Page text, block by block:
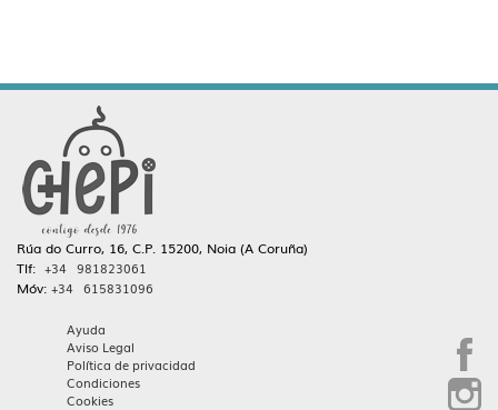
Rúa do Curro, 16, C.P. 15200, Noia (A Coruña)
Tlf: +34 981823061
Móv: +34 615831096
Ayuda
Aviso Legal
Política de privacidad
Condiciones
Cookies